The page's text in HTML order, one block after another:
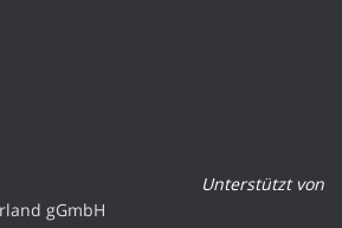
Unterstützt von